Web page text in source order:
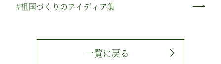
#祖国づくりのアイディア集
一覧に戻る